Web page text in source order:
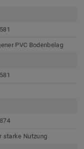
PVC Bodenbelag
starke Nutzung